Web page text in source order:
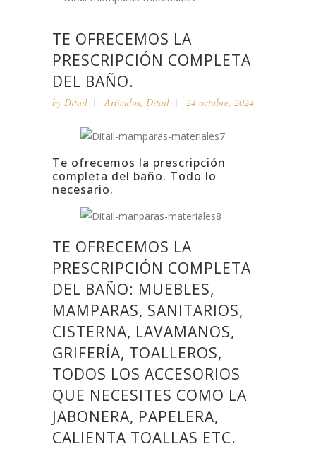
TE OFRECEMOS LA
PRESCRIPCIÓN COMPLETA
DEL BAÑO.
by Ditail Artículos, Ditail 24 octubre, 2024
Te ofrecemos la prescripción
completa del baño. Todo lo
necesario.
TE OFRECEMOS LA
PRESCRIPCIÓN COMPLETA
DEL BAÑO: MUEBLES,
MAMPARAS, SANITARIOS,
CISTERNA, LAVAMANOS,
GRIFERÍA, TOALLEROS,
TODOS LOS ACCESORIOS
QUE NECESITES COMO LA
JABONERA, PAPELERA,
CALIENTA TOALLAS ETC.